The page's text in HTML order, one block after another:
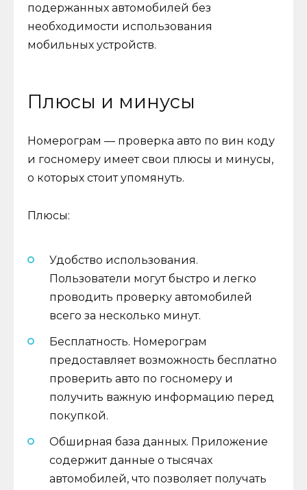
подержанных автомобилей без
необходимости использования
мобильных устройств.
Плюсы и минусы
Номерограм — проверка авто по вин коду
и госномеру имеет свои плюсы и минусы,
о которых стоит упомянуть.
Плюсы:
Удобство использования.
Пользователи могут быстро и легко
проводить проверку автомобилей
всего за несколько минут.
Бесплатность. Номерограм
предоставляет возможность бесплатно
проверить авто по госномеру и
получить важную информацию перед
покупкой.
Обширная база данных. Приложение
содержит данные о тысячах
автомобилей, что позволяет получать